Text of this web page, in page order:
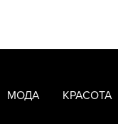
МОДА КРАСОТА